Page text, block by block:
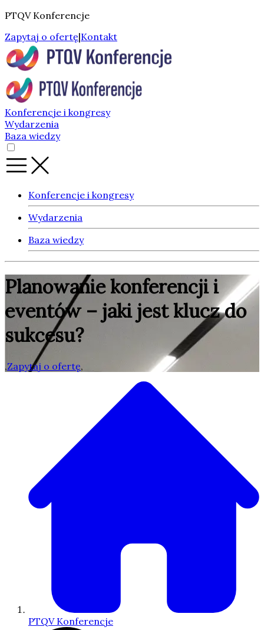
PTQV Konferencje
Zapytaj o ofertę|Kontakt
Konferencje i kongresy
Wydarzenia
Baza wiedzy
Konferencje i kongresy
Wydarzenia
Baza wiedzy
Planowanie konferencji i
eventów – jaki jest klucz do
sukcesu?
,Zapytaj o ofertę,
PTQV Konferencje